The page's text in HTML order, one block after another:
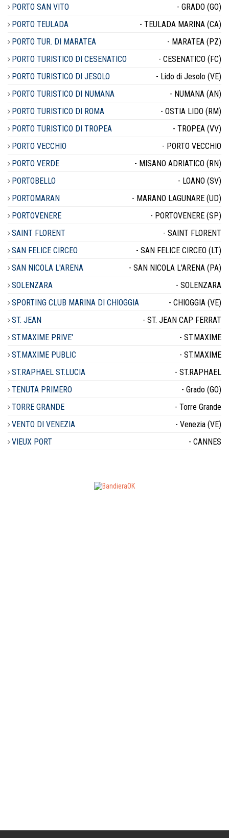
PORTO SAN VITO
- GRADO (GO)
PORTO TEULADA
- TEULADA MARINA (CA)
PORTO TUR. DI MARATEA
- MARATEA (PZ)
PORTO TURISTICO DI CESENATICO
- CESENATICO (FC)
PORTO TURISTICO DI JESOLO
- Lido di Jesolo (VE)
PORTO TURISTICO DI NUMANA
- NUMANA (AN)
PORTO TURISTICO DI ROMA
- OSTIA LIDO (RM)
PORTO TURISTICO DI TROPEA
- TROPEA (VV)
PORTO VECCHIO
- PORTO VECCHIO
PORTO VERDE
- MISANO ADRIATICO (RN)
PORTOBELLO
- LOANO (SV)
PORTOMARAN
- MARANO LAGUNARE (UD)
PORTOVENERE
- PORTOVENERE (SP)
SAINT FLORENT
- SAINT FLORENT
SAN FELICE CIRCEO
- SAN FELICE CIRCEO (LT)
SAN NICOLA L'ARENA
- SAN NICOLA L'ARENA (PA)
SOLENZARA
- SOLENZARA
SPORTING CLUB MARINA DI CHIOGGIA
- CHIOGGIA (VE)
ST. JEAN
- ST. JEAN CAP FERRAT
ST.MAXIME PRIVE'
- ST.MAXIME
ST.MAXIME PUBLIC
- ST.MAXIME
ST.RAPHAEL ST.LUCIA
- ST.RAPHAEL
TENUTA PRIMERO
- Grado (GO)
TORRE GRANDE
- Torre Grande
VENTO DI VENEZIA
- Venezia (VE)
VIEUX PORT
- CANNES